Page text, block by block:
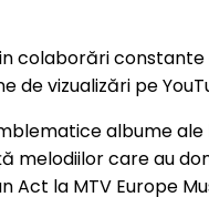
colaborări
de vizualizări pe
albume
melodiilor care au
la MTV Europe